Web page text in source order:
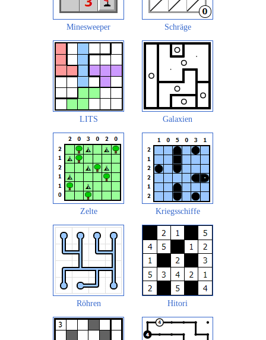
Minesweeper Schräge
LITS Galaxien
Zelte Kriegsschiffe
Röhren Hitori